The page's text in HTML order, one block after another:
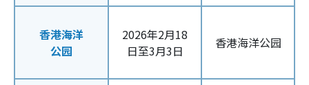
香港海洋
公园
2026年2月18
日至3月3日
香港海洋公园